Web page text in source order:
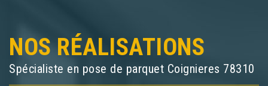
NOS RÉALISATIONS
Spécialiste en pose de parquet Coignieres 78310